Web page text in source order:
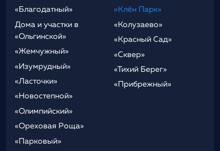
«Благодатный»
Дома и участки в
«Ольгинской»
«Жемчужный»
«Изумрудный»
«Ласточки»
«Новостепной»
«Олимпийский»
«Ореховая Роща»
«Парковый»
«Клён Парк»
«Колузаево»
«Красный Сад»
«Сквер»
«Тихий Берег»
«Прибрежный»